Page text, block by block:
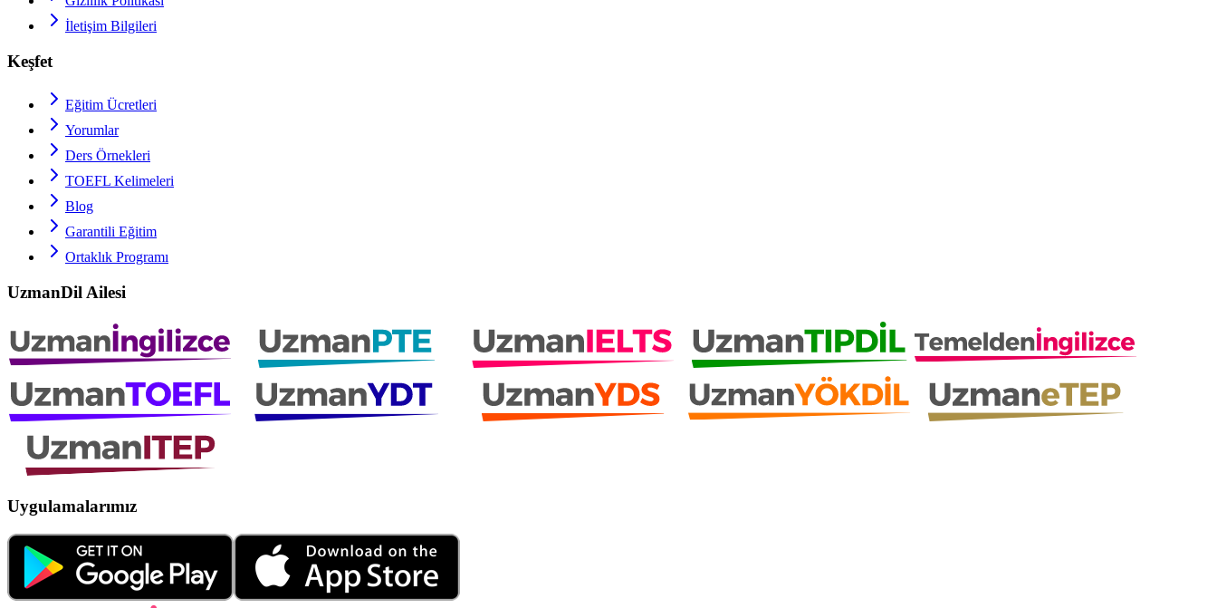
İletişim Bilgileri
Keşfet
Eğitim Ücretleri
Yorumlar
Ders Örnekleri
TOEFL Kelimeleri
Blog
Garantili Eğitim
Ortaklık Programı
UzmanDil Ailesi
Uygulamalarımız